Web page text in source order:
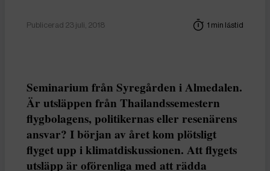
Publicerad 23 juli, 2018 1 min lästid
Seminarium från Syregården i Almedalen.
Är utsläppen från Thailandssemestern
flygbolagens, politikernas eller resenärens
ansvar? I början av året kom plötsligt
flyget upp i klimatdiskussionen. Att flygets
utsläpp är oförenliga med att rädda